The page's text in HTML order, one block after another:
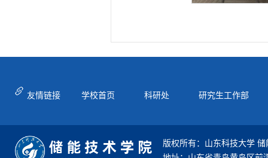
友情链接 学校首页 科研处 研究生工作部
版权所有：山东科技大学